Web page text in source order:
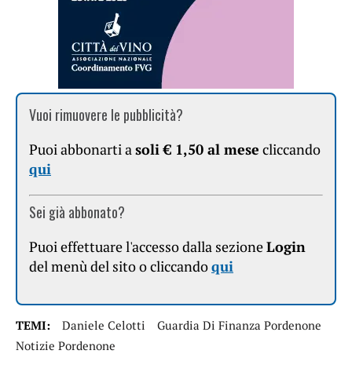
Vuoi rimuovere le pubblicità?
Puoi abbonarti asoli € 1,50 al mese cliccando
qui
Sei già abbonato?
Puoi effettuare l'accesso dalla sezioneLogin
del menù del sito o cliccandoqui
TEMI: Daniele Celotti
Guardia Di Finanza Pordenone
Notizie Pordenone